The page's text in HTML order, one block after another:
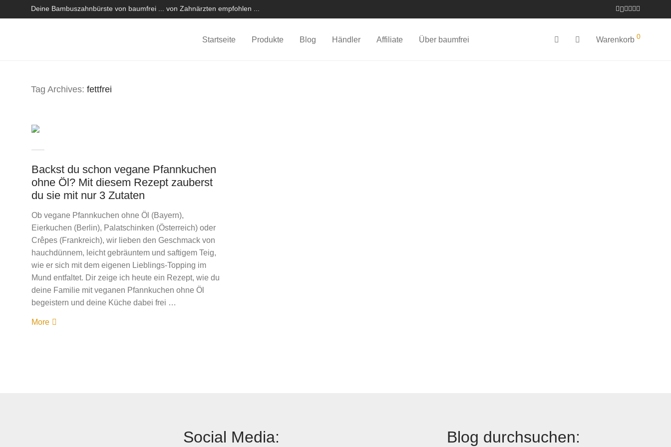
Deine Bambuszahnbürste von baumfrei ... von Zahnärzten empfohlen ...
Startseite Produkte Blog Händler Affiliate Über baumfrei Warenkorb 0
Tag Archives: fettfrei
Backst du schon vegane Pfannkuchen
ohne Öl? Mit diesem Rezept zauberst
du sie mit nur 3 Zutaten
Ob vegane Pfannkuchen ohne Öl (Bayern),
Eierkuchen (Berlin), Palatschinken (Österreich) oder
Crêpes (Frankreich), wir lieben den Geschmack von
hauchdünnem, leicht gebräuntem und saftigem Teig,
wie er sich mit dem eigenen Lieblings-Topping im
Mund entfaltet. Dir zeige ich heute ein Rezept, wie du
deine Familie mit veganen Pfannkuchen ohne Öl
begeistern und deine Küche dabei frei …
More
Social Media: Blog durchsuchen: